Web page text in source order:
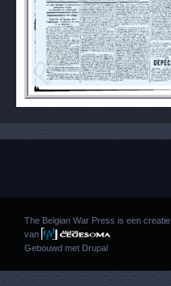
The Belgian War Press is een creatie
van
Gebouwd met Drupal